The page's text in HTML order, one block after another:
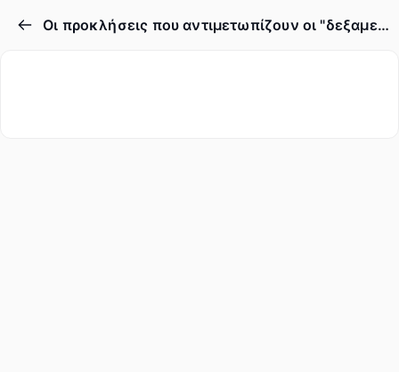
Οι προκλήσεις που αντιμετωπίζουν οι "δεξαμενές σκέψης"